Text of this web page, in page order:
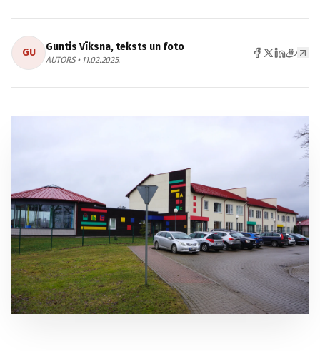
GU Guntis Vīksna, teksts un foto
AUTORS • 11.02.2025.